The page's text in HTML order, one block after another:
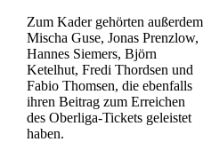
Zum Kader gehörten außerdem
Mischa Guse, Jonas Prenzlow,
Hannes Siemers, Björn
Ketelhut, Fredi Thordsen und
Fabio Thomsen, die ebenfalls
ihren Beitrag zum Erreichen
des Oberliga-Tickets geleistet
haben.